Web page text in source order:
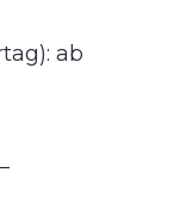
ab